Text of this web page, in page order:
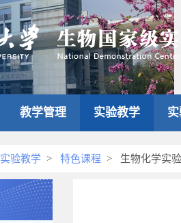
教学管理 实验教学
实验教学 > 特色课程 > 生物化学实